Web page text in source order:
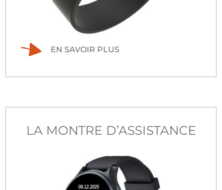
EN SAVOIR PLUS
LA MONTRE D’ASSISTANCE